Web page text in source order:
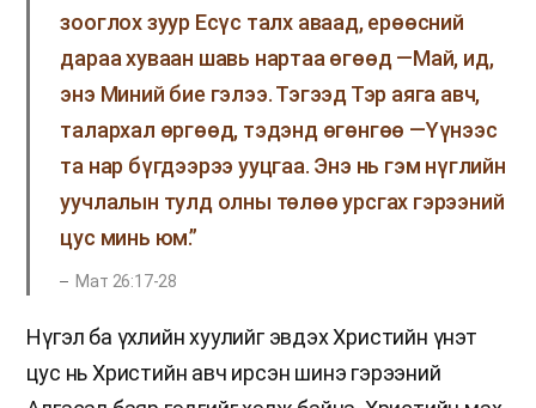
зооглох зуур Есүс талх аваад, ерөөсний
дараа хуваан шавь нартаа өгөөд —Май, ид,
энэ Миний бие гэлээ. Тэгээд Тэр аяга авч,
талархал өргөөд, тэдэнд өгөнгөө —Үүнээс
та нар бүгдээрээ ууцгаа. Энэ нь гэм нүглийн
уучлалын тулд олны төлөө урсгах гэрээний
цус минь юм.”
Мат 26:17-28
Нүгэл ба үхлийн хуулийг эвдэх Христийн үнэт
цус нь Христийн авч ирсэн шинэ гэрээний